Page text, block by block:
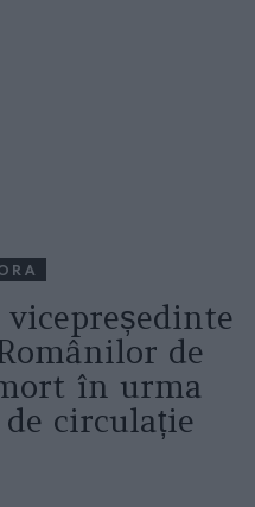
de
în urma
circulație